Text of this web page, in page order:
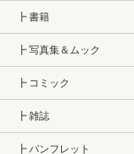
┣ 書籍
┣ 写真集＆ムック
┣ コミック
┣ 雑誌
┣ パンフレット